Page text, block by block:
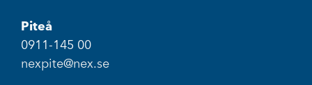
Piteå
0911-145 00
nexpite@nex.se